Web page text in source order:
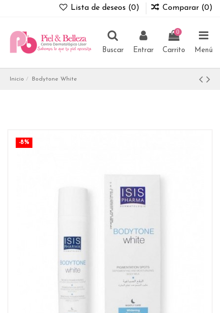
Lista de deseos (0) Comparar (0)
Buscar Entrar
0
Carrito Menú
Inicio Bodytone White
-8%